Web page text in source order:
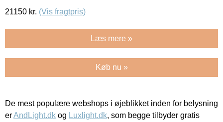
21150 kr. (Vis fragtpris)
Læs mere »
Køb nu »
De mest populære webshops i øjeblikket inden for belysning
erAndLight.dk og Luxlight.dk, som begge tilbyder gratis